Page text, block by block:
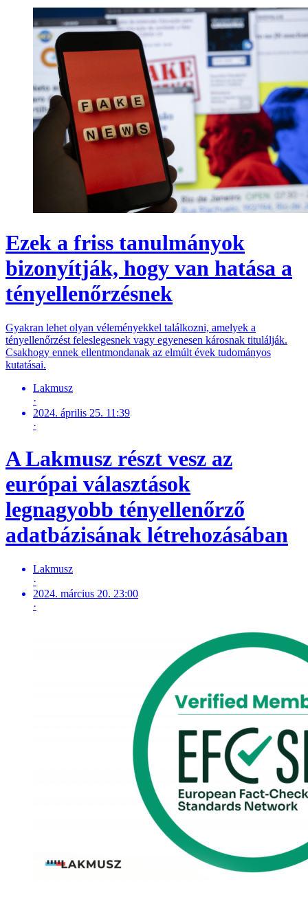
Ezek a friss tanulmányok
bizonyítják, hogy van hatása a
tényellenőrzésnek
Gyakran lehet olyan véleményekkel találkozni, amelyek a
tényellenőrzést feleslegesnek vagy egyenesen károsnak titulálják.
Csakhogy ennek ellentmondanak az elmúlt évek tudományos
kutatásai.
Lakmusz
·
2024. április 25. 11:39
·
A Lakmusz részt vesz az
európai választások
legnagyobb tényellenőrző
adatbázisának létrehozásában
Lakmusz
·
2024. március 20. 23:00
·